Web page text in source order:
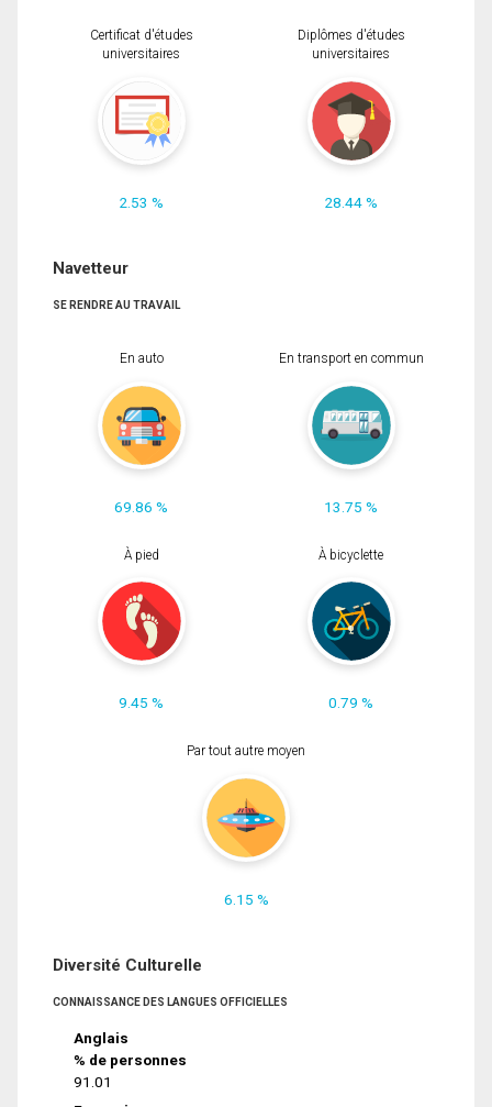
Certificat d'études
universitaires
2.53 %
Diplômes d'études
universitaires
28.44 %
Navetteur
SE RENDRE AU TRAVAIL
En auto
69.86 %
En transport en commun
13.75 %
À pied
9.45 %
À bicyclette
0.79 %
Par tout autre moyen
6.15 %
Diversité Culturelle
CONNAISSANCE DES LANGUES OFFICIELLES
Anglais
% de personnes
91.01